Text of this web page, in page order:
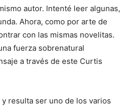
autor. Intenté leer algunas,
Ahora, como por arte de
con las mismas novelitas.
fuerza sobrenatural
a través de este Curtis
resulta ser uno de los varios